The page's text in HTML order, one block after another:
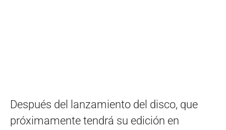
Después del lanzamiento del disco, que
próximamente tendrá su edición en